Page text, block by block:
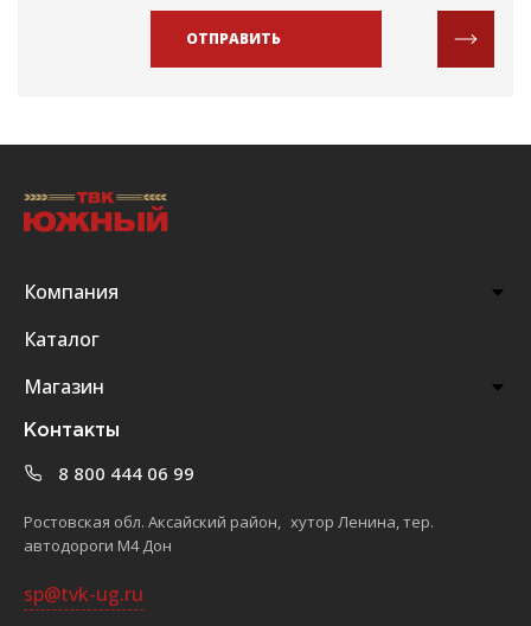
ОТПРАВИТЬ
Компания
Каталог
Магазин
Контакты
8 800 444 06 99
Ростовская обл. Аксайский район, хутор Ленина, тер.
автодороги М4 Дон
sp@tvk-ug.ru